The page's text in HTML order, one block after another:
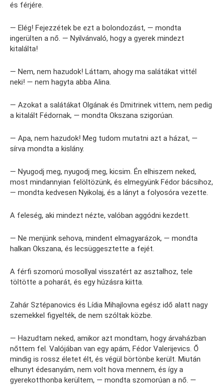
és férjére.
— Elég! Fejezzétek be ezt a bolondozást, — mondta
ingerülten a nő. — Nyilvánvaló, hogy a gyerek mindezt
kitalálta!
— Nem, nem hazudok! Láttam, ahogy ma salátákat vittél
neki! — nem hagyta abba Alina.
— Azokat a salátákat Olgának és Dmitrinek vittem, nem pedig
a kitalált Fédornak, — mondta Okszana szigorúan.
— Apa, nem hazudok! Meg tudom mutatni azt a házat, —
sírva mondta a kislány.
— Nyugodj meg, nyugodj meg, kicsim. Én elhiszem neked,
most mindannyian felöltözünk, és elmegyünk Fédor bácsihoz,
— mondta kedvesen Nyikolaj, és a lányt a folyosóra vezette.
A feleség, aki mindezt nézte, valóban aggódni kezdett.
— Ne menjünk sehova, mindent elmagyarázok, — mondta
halkan Okszana, és lecsüggesztette a fejét.
A férfi szomorú mosollyal visszatért az asztalhoz, tele
töltötte a poharát, és egy húzásra kiitta.
Zahár Sztépanovics és Lídia Mihajlovna egész idő alatt nagy
szemekkel figyelték, de nem szóltak közbe.
— Hazudtam neked, amikor azt mondtam, hogy árvaházban
nőttem fel. Valójában van egy apám, Fédor Valerijevics. Ő
mindig is rossz életet élt, és végül börtönbe került. Miután
elhunyt édesanyám, nem volt hova mennem, és így a
gyerekotthonba kerültem, — mondta szomorúan a nő. —